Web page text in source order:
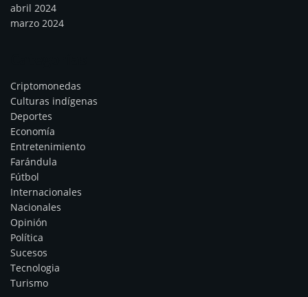
abril 2024
marzo 2024
Criptomonedas
Culturas indígenas
Deportes
Economía
Entretenimiento
Farándula
Fútbol
Internacionales
Nacionales
Opinión
Política
Sucesos
Tecnologia
Turismo